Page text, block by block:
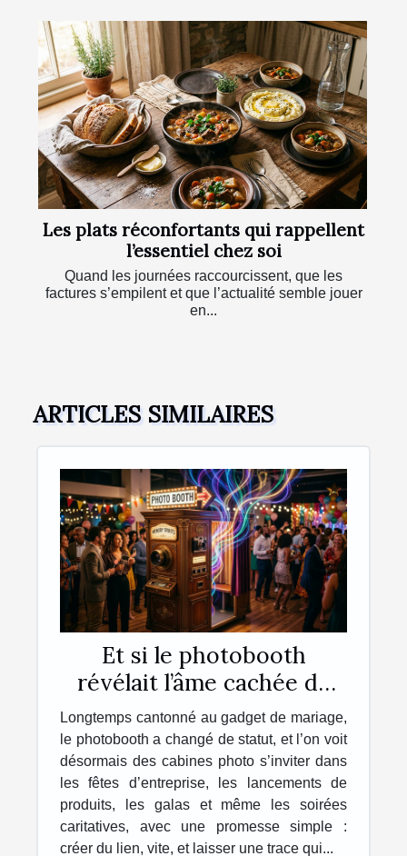
Les plats réconfortants qui rappellent
l’essentiel chez soi
Quand les journées raccourcissent, que les
factures s’empilent et que l’actualité semble jouer
en...
ARTICLES SIMILAIRES
Et si le photobooth
révélait l’âme cachée de
vos événements ?
Longtemps cantonné au gadget de mariage,
le photobooth a changé de statut, et l’on voit
désormais des cabines photo s’inviter dans
les fêtes d’entreprise, les lancements de
produits, les galas et même les soirées
caritatives, avec une promesse simple :
créer du lien, vite, et laisser une trace qui...